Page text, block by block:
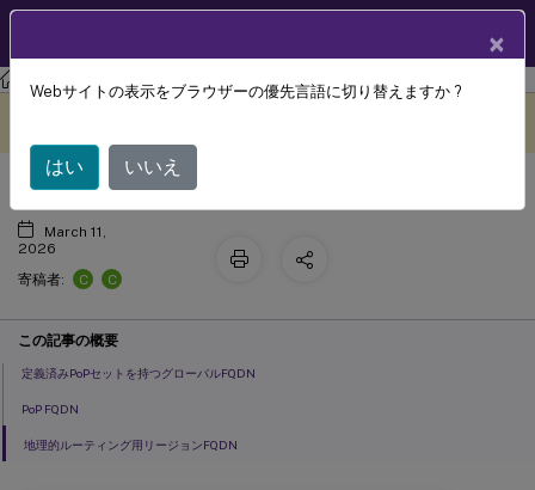
Citrix Gatewayサービス
商用リージョンのPoP
March 11,
2026
寄稿者:
C C
この記事の概要
定義済みPoPセットを持つグローバルFQDN
PoP FQDN
地理的ルーティング用リージョンFQDN
×
Webサイトの表示をブラウザーの優先言語に切り替えますか ?
はい いいえ